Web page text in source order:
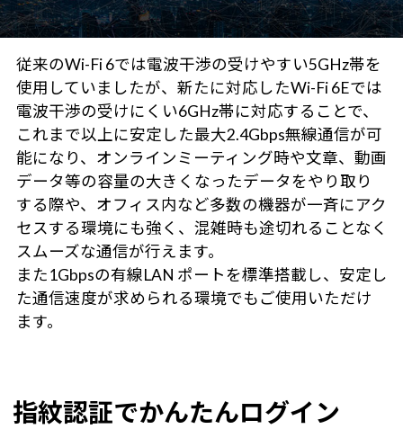
従来のWi-Fi 6では電波干渉の受けやすい5GHz帯を
使用していましたが、新たに対応したWi-Fi 6Eでは
電波干渉の受けにくい6GHz帯に対応することで、
これまで以上に安定した最大2.4Gbps無線通信が可
能になり、オンラインミーティング時や文章、動画
データ等の容量の大きくなったデータをやり取り
する際や、オフィス内など多数の機器が一斉にアク
セスする環境にも強く、混雑時も途切れることなく
スムーズな通信が行えます。
また1Gbpsの有線LAN ポートを標準搭載し、安定し
た通信速度が求められる環境でもご使用いただけ
ます。
指紋認証でかんたんログイン